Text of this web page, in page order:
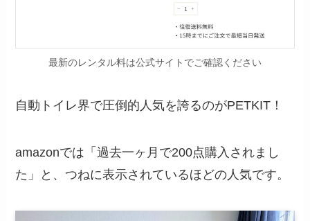
最新のレンタル料は公式サイトでご確認ください
自動トイレ界で圧倒的人気を誇るのがPETKIT！
amazonでは「過去一ヶ月で200点購入されまし
た」と、つねに表示されているほどの人気です。